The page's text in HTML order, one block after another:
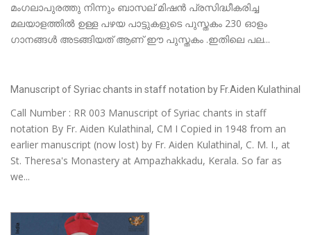
മംഗലാപുരത്തു നിന്നും ബാസല് മിഷൻ പ്രസിദ്ധീകരിച്ച
മലയാളത്തിൽ ഉള്ള പഴയ പാട്ടുകളുടെ പുസ്തകം 230 ഓളം
ഗാനങ്ങൾ അടങ്ങിയത് ആണ് ഈ പുസ്തകം .ഇതിലെ പല...
Manuscript of Syriac chants in staff notation by Fr.Aiden Kulathinal
Call Number : RR 003 Manuscript of Syriac chants in staff
notation By Fr. Aiden Kulathinal, CM I Copied in 1948 from an
earlier manuscript (now lost) by Fr. Aiden Kulathinal, C. M. I., at
St. Theresa's Monastery at Ampazhakkadu, Kerala. So far as
we...